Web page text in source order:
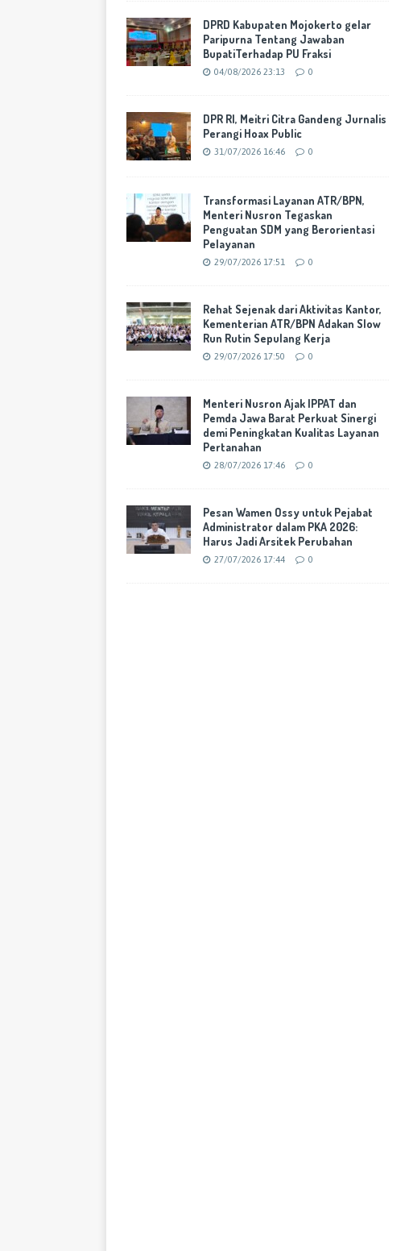
DPRD Kabupaten Mojokerto gelar
Paripurna Tentang Jawaban
BupatiTerhadap PU Fraksi
04/08/2026 23:13 0
DPR RI, Meitri Citra Gandeng Jurnalis
Perangi Hoax Public
31/07/2026 16:46 0
Transformasi Layanan ATR/BPN,
Menteri Nusron Tegaskan
Penguatan SDM yang Berorientasi
Pelayanan
29/07/2026 17:51 0
Rehat Sejenak dari Aktivitas Kantor,
Kementerian ATR/BPN Adakan Slow
Run Rutin Sepulang Kerja
29/07/2026 17:50 0
Menteri Nusron Ajak IPPAT dan
Pemda Jawa Barat Perkuat Sinergi
demi Peningkatan Kualitas Layanan
Pertanahan
28/07/2026 17:46 0
Pesan Wamen Ossy untuk Pejabat
Administrator dalam PKA 2026:
Harus Jadi Arsitek Perubahan
27/07/2026 17:44 0